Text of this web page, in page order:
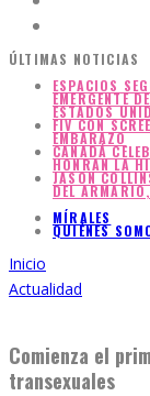
ÚLTIMAS NOTICIAS
ESPACIOS
EMERGENTE
ESTADOS
FIV CON
EMBARAZO
CANADÁ
HONRAN LA
JASON
DEL
MÍRALES
QUIÉNES
Inicio
Actualidad
Comienza el
transexuales